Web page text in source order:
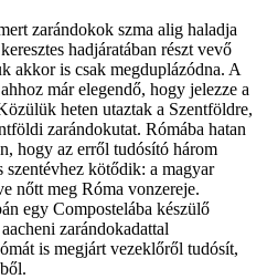
zarándokok szma alig haladja
hadjáratában részt vevő
akkor is csak megduplázódna. A
már elegendő, hogy jelezze a
heten utaztak a Szentföldre,
zarándokutat. Rómába hatan
hogy az erről tudósító három
kötődik: a magyar
nőtt meg Róma vonzereje.
egy Compostelába készülő
zarándokadattal
is megjárt vezeklőről tudósít,